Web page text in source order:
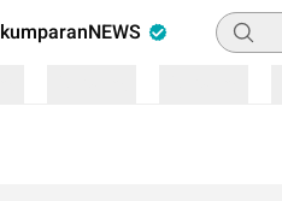
kumparanNEWS